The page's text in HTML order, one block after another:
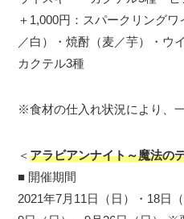
＋1,000円：スパークリング
／白）・焼酎（麦／芋）・ウ
カクテル3種
※食材の仕入れ状況により、
＜アラビアンナイト～魔法の
■ 開催期間
2021年7月11日（日）・18日